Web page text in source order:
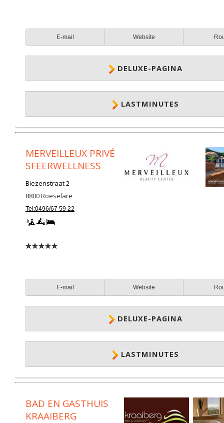
E-mail Website
DELUXE-PAGINA
LASTMINUTES
MERVEILLEUX PRIVÉ
SFEERWELLNESS
Biezenstraat 2
8800Roeselare
Tel:0496/67 59 22
E-mail Website
DELUXE-PAGINA
LASTMINUTES
BAD EN GASTHUIS
KRAAIBERG